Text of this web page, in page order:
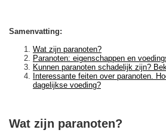
Samenvatting:
Wat zijn paranoten?
Paranoten: eigenschappen en
Kunnen paranoten schadelijk zijn?
Interessante feiten over paranoten.
dagelijkse voeding?
Wat zijn paranoten?